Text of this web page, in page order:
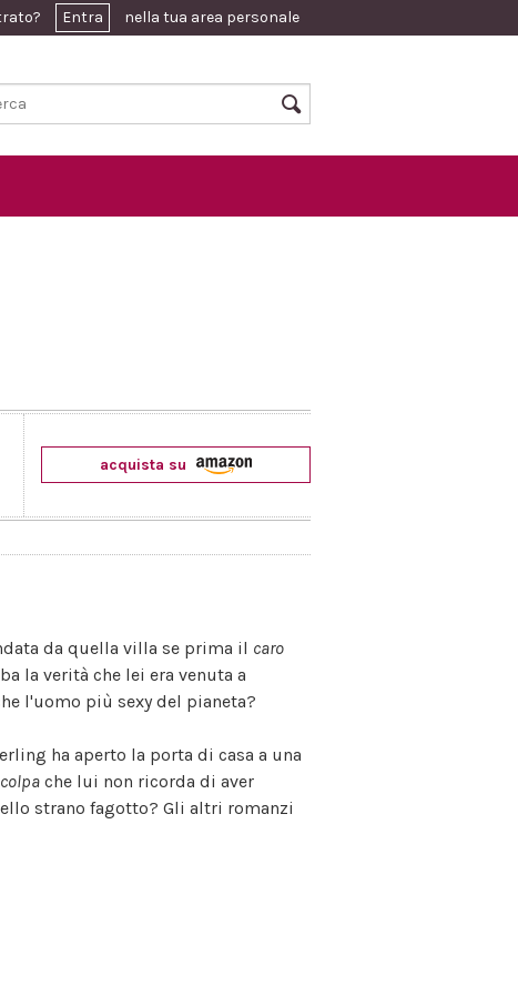
Entra nella tua area personale
acquista su
da quella villa se prima il caro
la verità che lei era venuta a
l'uomo più sexy del pianeta?
ha aperto la porta di casa a una
che lui non ricorda di aver
strano fagotto? Gli altri romanzi